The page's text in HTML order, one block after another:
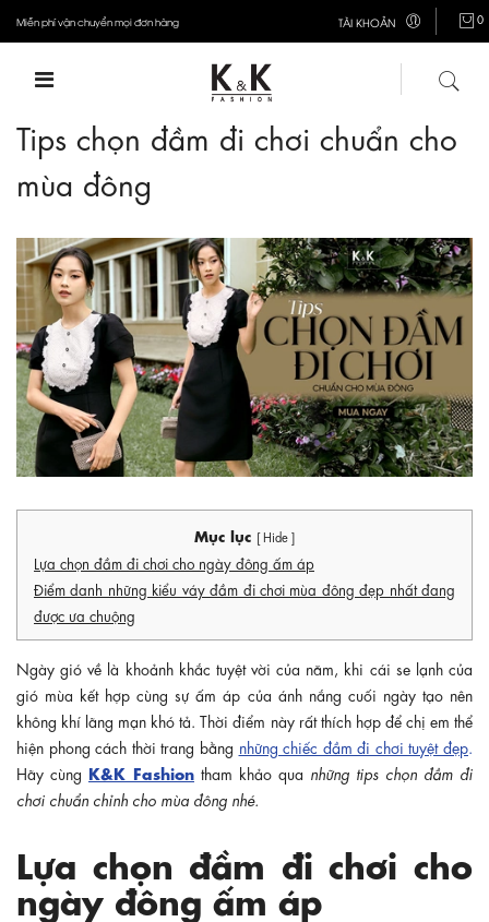
Miễn phí vận chuyển mọi đơn hàng TÀI KHOẢN 0
Tips chọn đầm đi chơi chuẩn cho
mùa đông
Mục lục [ Hide ]
Lựa chọn đầm đi chơi cho ngày đông ấm áp
Điểm danh những kiểu váy đầm đi chơi mùa đông đẹp nhất đang
được ưa chuộng
Ngày gió về là khoảnh khắc tuyệt vời của năm, khi cái se lạnh của
gió mùa kết hợp cùng sự ấm áp của ánh nắng cuối ngày tạo nên
không khí lãng mạn khó tả. Thời điểm này rất thích hợp để chị em thể
hiện phong cách thời trang bằng những chiếc đầm đi chơi tuyệt đẹp
Hãy cùng K&K Fashion tham khảo qua những tips chọn đầm đi
chơi chuẩn chỉnh cho mùa đông nhé.
Lựa chọn đầm đi chơi cho
ngày đông ấm áp